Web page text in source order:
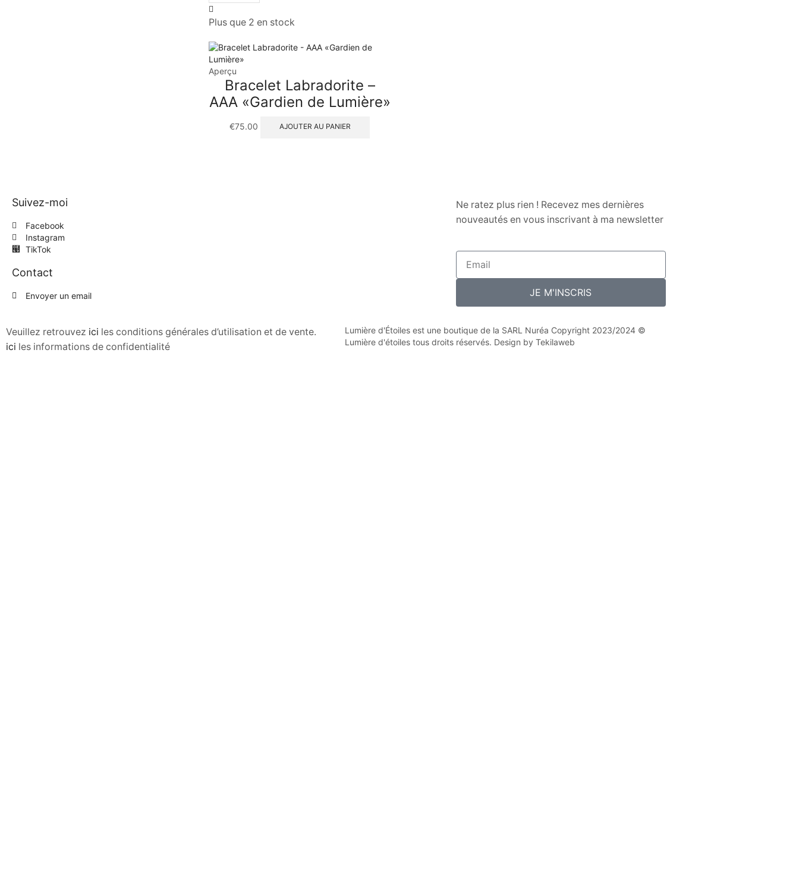
Plus que 2 en stock
Aperçu
Bracelet Labradorite –
AAA «Gardien de Lumière»
€75.00 AJOUTER AU PANIER
Suivez-moi
Facebook
Instagram
TikTok
Contact
Envoyer un email
Ne ratez plus rien ! Recevez mes dernières
nouveautés en vous inscrivant à ma newsletter
JE M'INSCRIS
Veuillez retrouvez ici les conditions générales d’utilisation et de vente.
ici les informations de confidentialité
Lumière d'Étoiles est une boutique de la SARL Nuréa Copyright 2023/2024 ©
Lumière d'étoiles tous droits réservés. Design by Tekilaweb